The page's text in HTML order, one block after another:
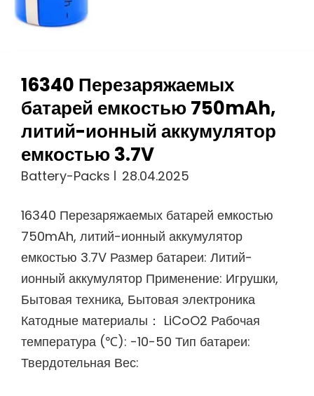
16340 Перезаряжаемых
батарей емкостью 750mAh,
литий-ионный аккумулятор
емкостью 3.7V
Battery-Packs 28.04.2025
16340 Перезаряжаемых батарей емкостью
750mAh, литий-ионный аккумулятор
емкостью 3.7V Размер батареи: Литий-
ионный аккумулятор Применение: Игрушки,
Бытовая техника, Бытовая электроника
Катодные материалы： LiCoO2 Рабочая
температура (℃): -10-50 Тип батареи:
Твердотельная Вес: